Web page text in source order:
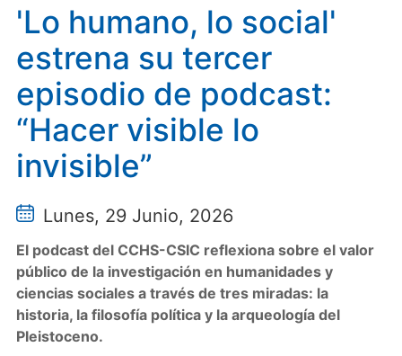
podcast: “Hacer visible lo invisible”
'Lo humano, lo social'
estrena su tercer
episodio de podcast:
“Hacer visible lo
invisible”
Lunes, 29 Junio, 2026
El podcast del CCHS-CSIC reflexiona sobre el valor
público de la investigación en humanidades y
ciencias sociales a través de tres miradas: la
historia, la filosofía política y la arqueología del
Pleistoceno.